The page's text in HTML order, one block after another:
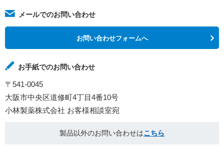
メールでのお問い合わせ
お問い合わせフォームへ
お手紙でのお問い合わせ
〒541-0045
大阪市中央区道修町4丁目4番10号
小林製薬株式会社 お客様相談室宛
製品以外のお問い合わせはこちら